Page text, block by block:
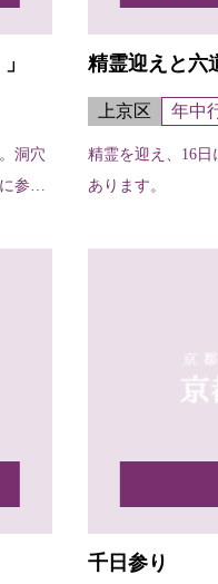
洞穴
参加
精霊迎えと六
上京区 年中
精霊を迎え、16
あります。
千日参り